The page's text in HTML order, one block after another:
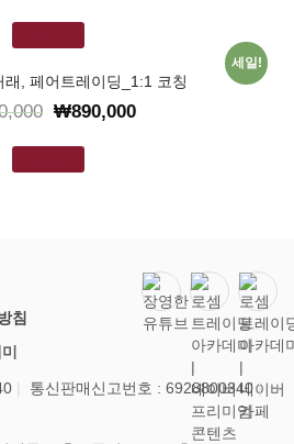
세일!
래, 페어트레이딩_1:1 코칭
₩890,000
침
통신판매신고번호 : 6928800340